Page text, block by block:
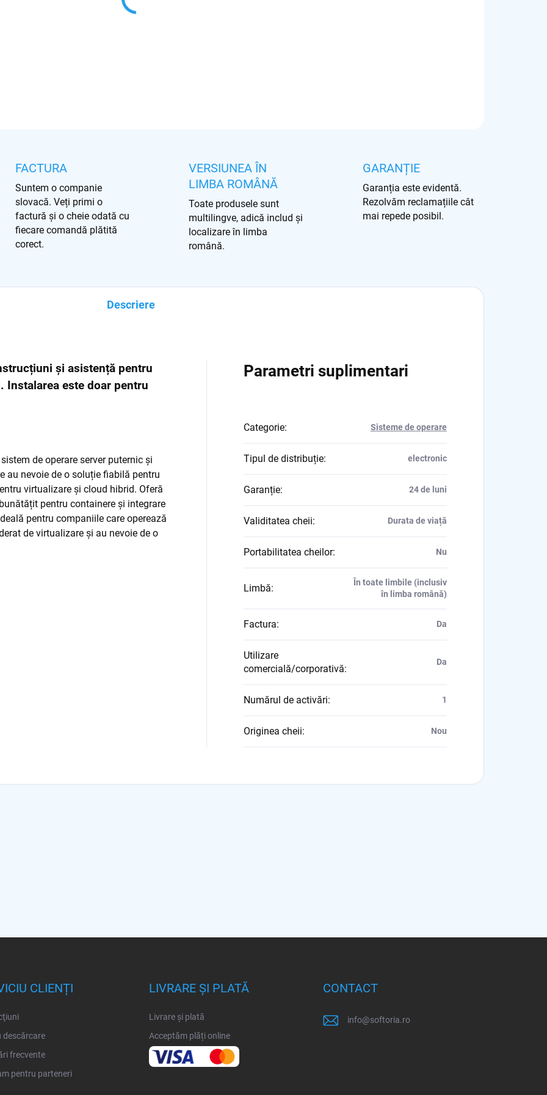
FACTURA
Suntem o companie
slovacă. Veți primi o
factură și o cheie odată cu
fiecare comandă plătită
corect.
VERSIUNEA ÎN
LIMBA ROMÂNĂ
Toate produsele sunt
multilingve, adică includ și
localizare în limba
română.
GARANȚIE
Garanția este evidentă.
Rezolvăm reclamațiile cât
mai repede posibil.
Descriere
și asistență pentru
Instalarea este doar pentru
de operare server puternic și
au nevoie de o soluție fiabilă pentru
virtualizare și cloud hibrid. Oferă
pentru containere și integrare
pentru companiile care operează
de virtualizare și au nevoie de o
Parametri suplimentari
Categorie: Sisteme de operare
Tipul de distribuție: electronic
Garanție: 24 de luni
Validitatea cheii: Durata de viață
Portabilitatea cheilor: Nu
Limbă:
În toate limbile (inclusiv
în limba română)
Factura: Da
Utilizare
comercială/corporativă:
Da
Numărul de activări: 1
Originea cheii: Nou
CLIENȚI
descărcare
frecvente
pentru parteneri
LIVRARE ȘI PLATĂ
Livrare și plată
Acceptăm plăți online
CONTACT
info@softoria.ro